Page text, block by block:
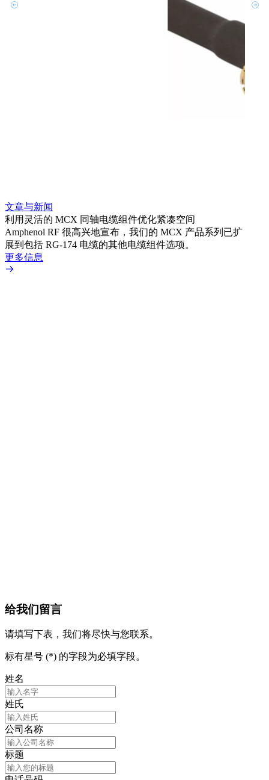
文章与新闻
利用灵活的 MCX 同轴电缆组件优化紧凑空间
Amphenol RF 很高兴地宣布，我们的 MCX 产品系列已扩
展到包括 RG-174 电缆的其他电缆组件选项。
更多信息
给我们留言
请填写下表，我们将尽快与您联系。
标有星号 (*) 的字段为必填字段。
姓名
姓氏
公司名称
标题